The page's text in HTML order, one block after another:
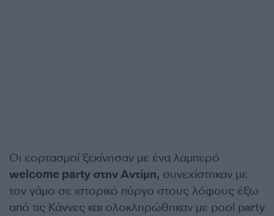
Οι εορτασμοί ξεκίνησαν με ένα λαμπερό
welcome party στην Αντίμπ, συνεχίστηκαν με
τον γάμο σε ιστορικό πύργο στους λόφους έξω
από τις Κάννες και ολοκληρώθηκαν με pool party